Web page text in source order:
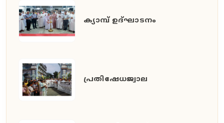
ക്യാമ്പ് ഉദ്ഘാടനം
പ്രതിഷേധജ്വാല